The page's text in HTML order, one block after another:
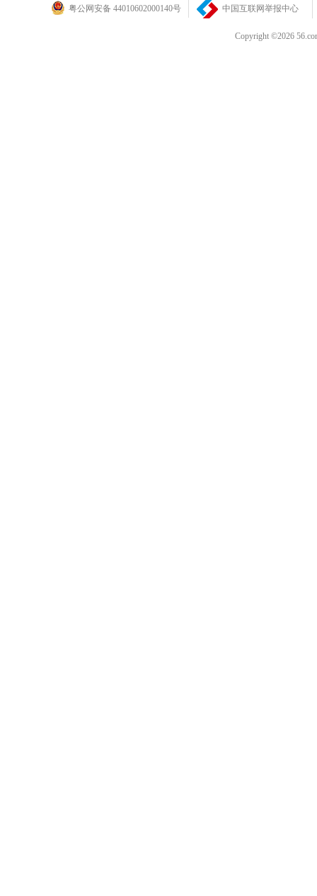
粤公网安备 44010602000140号 中国互联网举报中心
Copyright ©2026